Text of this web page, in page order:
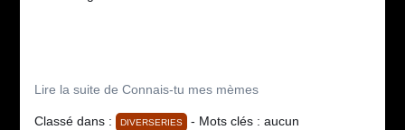
Lire la suite de Connais-tu mes mèmes
Classé dans : DIVERSERIES - Mots clés : aucun